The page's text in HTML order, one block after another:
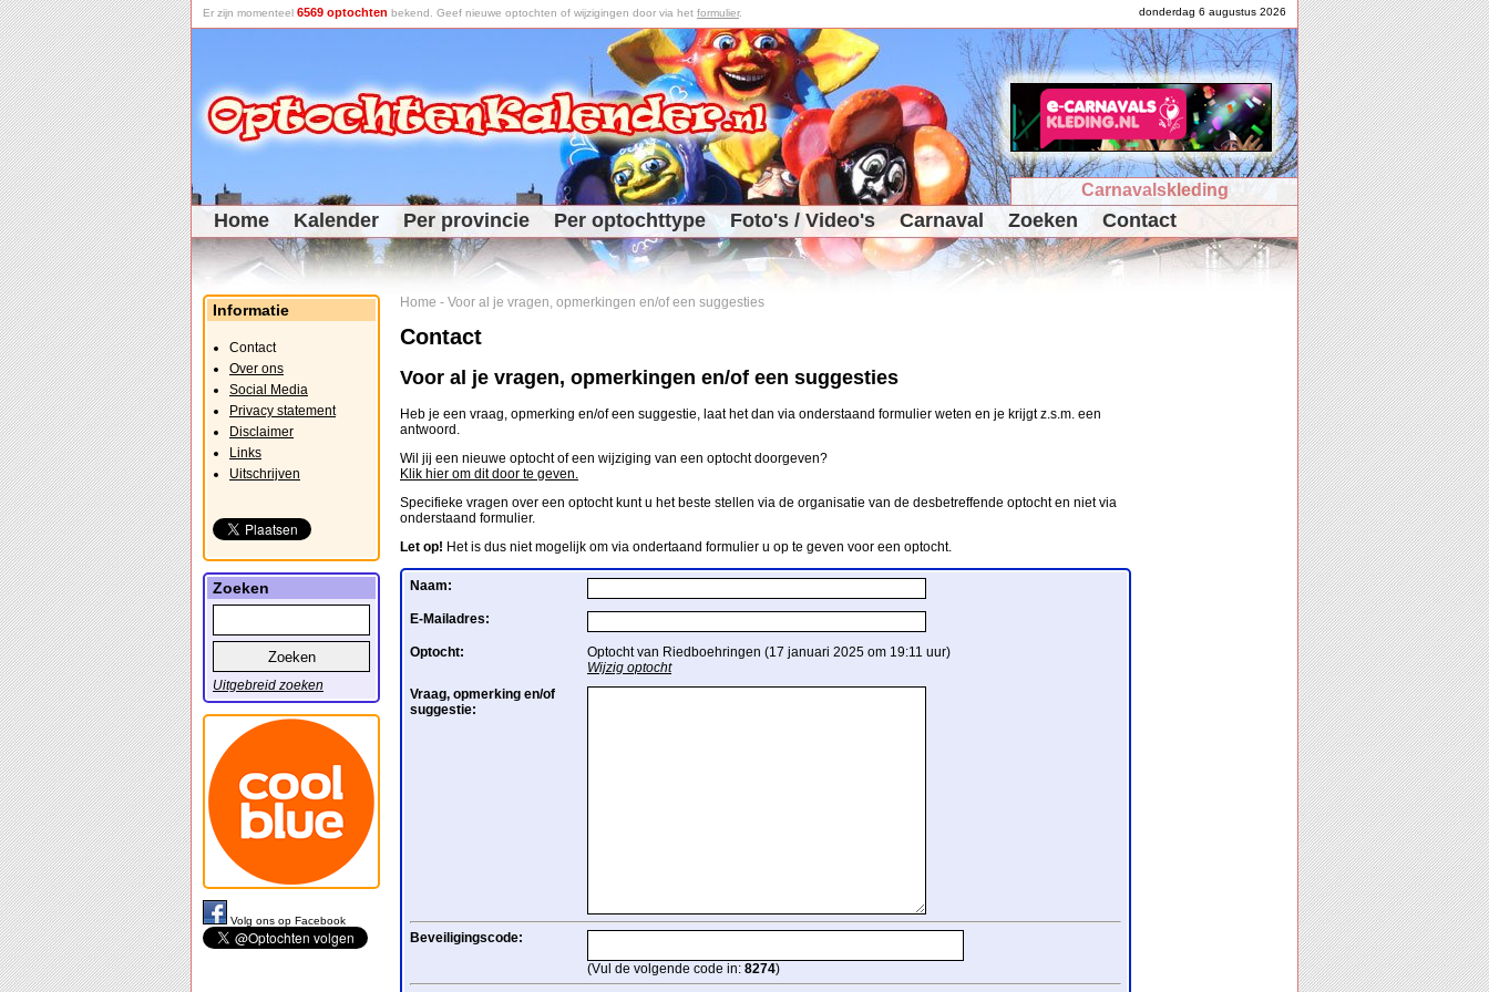
donderdag 6 augustus 2026
Er zijn momenteel 6569 optochten bekend. Geef nieuwe optochten of wijzigingen door via het formulier.
Carnavalskleding
Home Kalender Per provincie Per optochttype Foto's / Video's Carnaval Zoeken Contact
Home - Voor al je vragen, opmerkingen en/of een suggesties
Contact
Voor al je vragen, opmerkingen en/of een suggesties
Heb je een vraag, opmerking en/of een suggestie, laat het dan via onderstaand formulier weten en je krijgt z.s.m. een
antwoord.
Wil jij een nieuwe optocht of een wijziging van een optocht doorgeven?
Klik hier om dit door te geven.
Specifieke vragen over een optocht kunt u het beste stellen via de organisatie van de desbetreffende optocht en niet via
onderstaand formulier.
Let op! Het is dus niet mogelijk om via ondertaand formulier u op te geven voor een optocht.
Naam:
E-Mailadres:
Optocht:
Optocht van Riedboehringen (17 januari 2025 om 19:11 uur)
Wijzig optocht
Vraag, opmerking en/of
suggestie:
Beveiligingscode:
(Vul de volgende code in: 8274)
Informatie
Contact
Over ons
Social Media
Privacy statement
Disclaimer
Links
Uitschrijven
Zoeken
Uitgebreid zoeken
Volg ons op Facebook